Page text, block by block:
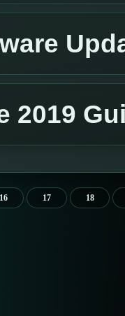
2019
16 17 18